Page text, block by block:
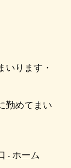
いります・
勤めてまい
- ホーム